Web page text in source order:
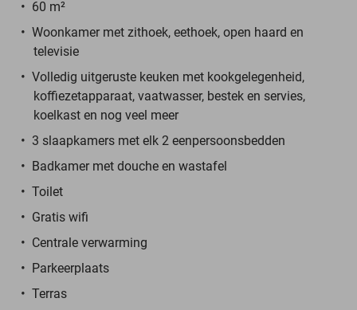
60 m²
Woonkamer met zithoek, eethoek, open haard en
televisie
Volledig uitgeruste keuken met kookgelegenheid,
koffiezetapparaat, vaatwasser, bestek en servies,
koelkast en nog veel meer
3 slaapkamers met elk 2 eenpersoonsbedden
Badkamer met douche en wastafel
Toilet
Gratis wifi
Centrale verwarming
Parkeerplaats
Terras